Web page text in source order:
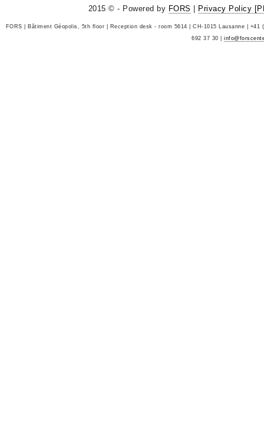
2015 © - Powered by FORS | Privacy Policy
FORS | Bâtiment Géopolis, 5th floor | Reception desk - room 5614 | CH-1015 Lausanne | +41
692 37 30 |